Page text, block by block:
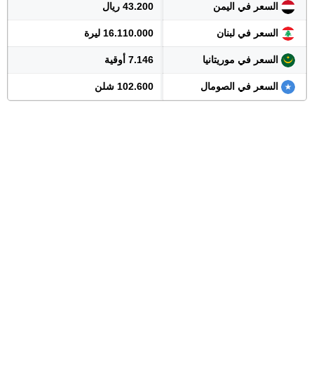
السعر في اليمن 43.200 ريال
السعر في لبنان 16.110.000 ليرة
السعر في موريتانيا 7.146 أوقية
السعر في الصومال 102.600 شلن